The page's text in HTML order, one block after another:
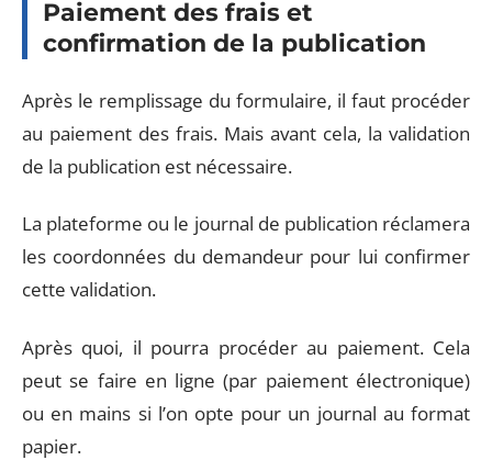
Paiement des frais et
confirmation de la publication
Après le remplissage du formulaire, il faut procéder
au paiement des frais. Mais avant cela, la validation
de la publication est nécessaire.
La plateforme ou le journal de publication réclamera
les coordonnées du demandeur pour lui confirmer
cette validation.
Après quoi, il pourra procéder au paiement. Cela
peut se faire en ligne (par paiement électronique)
ou en mains si l’on opte pour un journal au format
papier.